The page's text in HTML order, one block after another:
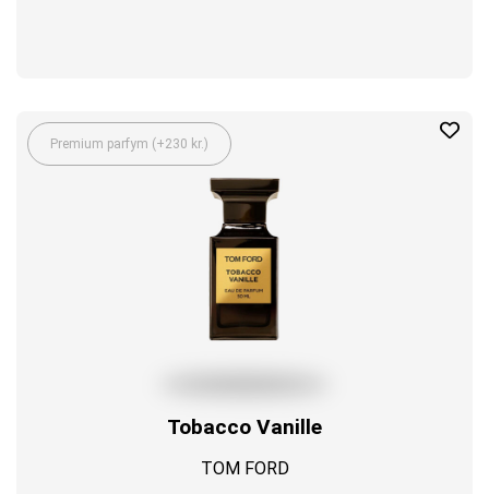
Premium parfym (+230 kr.)
Tobacco Vanille
TOM FORD